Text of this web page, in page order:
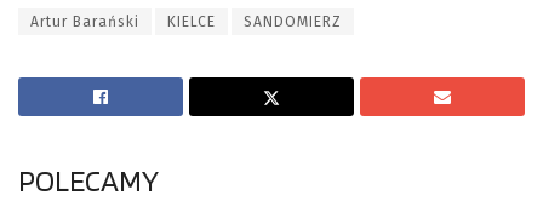
Artur Barański KIELCE SANDOMIERZ
POLECAMY